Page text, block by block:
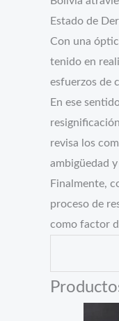
Estado de
Con una
tenido en
esfuerzos de
En ese
revisa los
ambigüedad
Finalmente,
proceso de
como factor